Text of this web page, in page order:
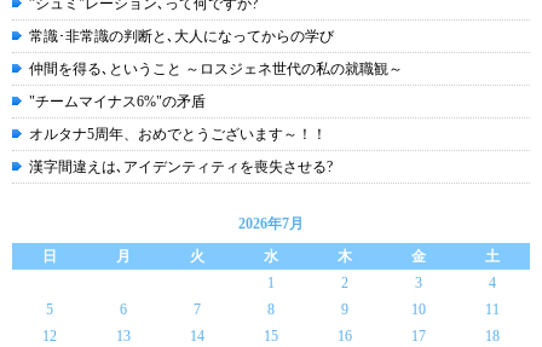
”シュミ"レーション､って何ですか?
常識･非常識の判断と､大人になってからの学び
仲間を得る､ということ ～ロスジェネ世代の私の就職観～
"チームマイナス6%"の矛盾
オルタナ5周年、おめでとうございます～！！
漢字間違えは､アイデンティティを喪失させる?
2026年7月
日
月 火 水 木 金
土
1
2 3
4
5
6 7 8 9 10
11
12
13 14 15 16 17
18